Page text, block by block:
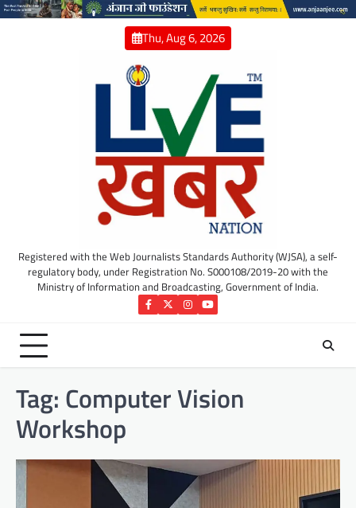
Skip
Thu, Aug 6, 2026
Registered with the Web Journalists Standards Authority (WJSA), a self-
regulatory body, under Registration No. S000108/2019-20 with the
Ministry of Information and Broadcasting, Government of India.
Facebook
TwitterInstagram
YouTube
Tag: Computer Vision
Workshop